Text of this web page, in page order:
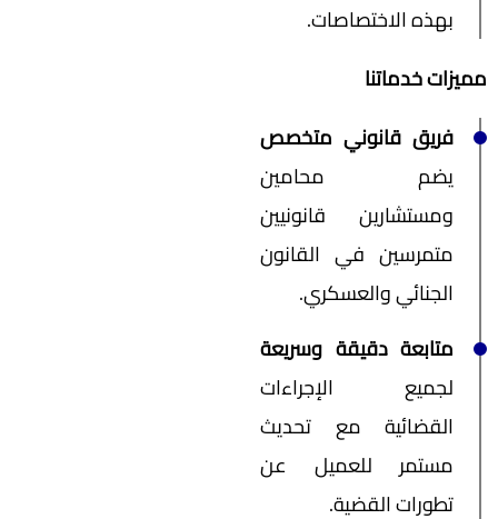
بهذه الاختصاصات.
مميزات خدماتنا
فريق قانوني متخصص
يضم محامين
ومستشارين قانونيين
متمرسين في القانون
الجنائي والعسكري.
متابعة دقيقة وسريعة
لجميع الإجراءات
القضائية مع تحديث
مستمر للعميل عن
تطورات القضية.